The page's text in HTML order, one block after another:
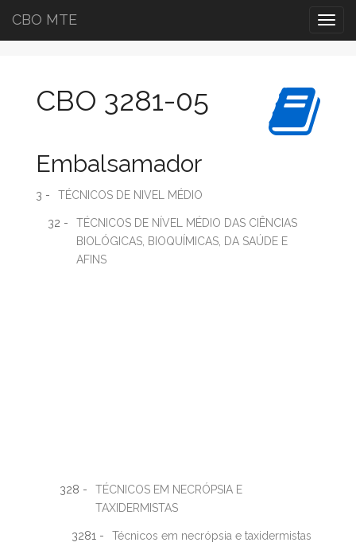
CBO MTE
CBO 3281-05
Embalsamador
3 - TÉCNICOS DE NIVEL MÉDIO
32 -
TÉCNICOS DE NÍVEL MÉDIO DAS CIÊNCIAS
BIOLÓGICAS, BIOQUÍMICAS, DA SAÚDE E
AFINS
328 -
TÉCNICOS EM NECRÓPSIA E
TAXIDERMISTAS
3281 - Técnicos em necrópsia e taxidermistas